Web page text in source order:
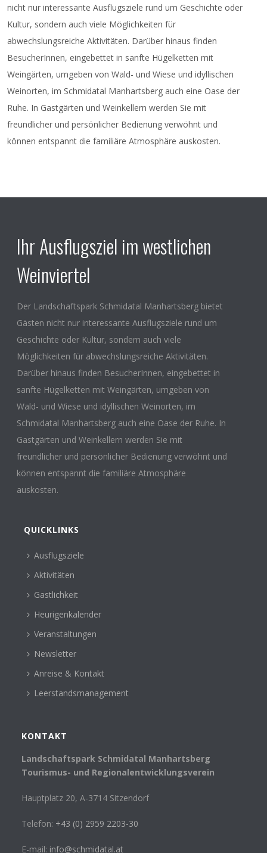
nicht nur interessante Ausflugsziele rund um Geschichte oder
Kultur, sondern auch viele Möglichkeiten für
abwechslungsreiche Aktivitäten. Darüber hinaus finden
BesucherInnen, eingebettet in sanfte Hügelketten mit
Weingärten, umgeben von Wald- und Wiese und idyllischen
Weinorten, im Schmidatal Manhartsberg auch eine Oase der
Ruhe. In Gastgärten und Weinkellern werden Sie mit
freundlicher und persönlicher Bedienung verwöhnt und
können entspannt die familiäre Atmosphäre auskosten.
Ihr Ausflugsziel im westlichen
Weinviertel
Der Landschaftspark Schmidatal Manhartsberg bietet
Gästen nicht nur interessante Ausflugsziele rund um
Geschichte oder Kultur, sondern auch viele
Möglichkeiten für abwechslungsreiche Aktivitäten.
Darüber hinaus finden BesucherInnen, eingebettet in
sanfte Hügelketten mit Weingärten, umgeben von
Wald- und Wiese und idyllischen Weinorten, im
Schmidatal Manhartsberg auch eine Oase der Ruhe. In
Gastgärten und Weinkellern werden Sie mit
freundlicher und persönlicher Bedienung verwöhnt und
können entspannt die familiäre Atmosphäre
auskosten.
QUICKLINKS
Ausflugsziele
Aktivitäten
Gastlichkeit
Heurigenkalender
Veranstaltungen
Newsletter
Anreise & Kontakt
Leerstandsmanagement
KONTAKT
Landschaftspark Schmidatal Manhartsberg
Tourismus- und Regionalentwicklungsverein
Hauptplatz 20, A-3714 Sitzendorf
Telefon: +43 (0) 2959 2203-30
E-mail: info@schmidatal.at